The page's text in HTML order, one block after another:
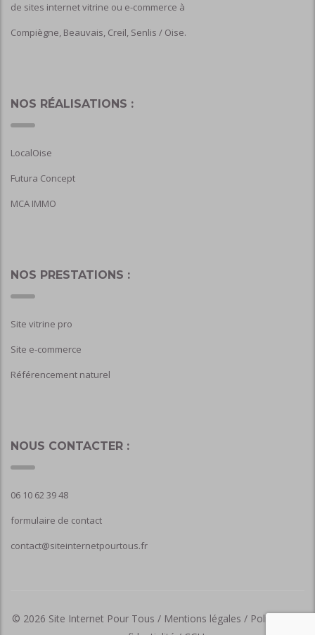
de sites internet vitrine ou e-commerce à
Compiègne, Beauvais, Creil, Senlis / Oise.
NOS RÉALISATIONS :
LocalOise
Futura Concept
MCA IMMO
NOS PRESTATIONS :
Site vitrine pro
Site e-commerce
Référencement naturel
NOUS CONTACTER :
06 10 62 39 48
formulaire de contact
contact@siteinternetpourtous.fr
© 2026 Site Internet Pour Tous / Mentions légales / Politique de